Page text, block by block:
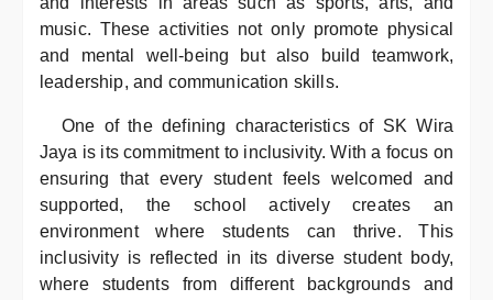
music. These activities not only promote physical
and mental well-being but also build teamwork,
leadership, and communication skills.
One of the defining characteristics of SK Wira
Jaya is its commitment to inclusivity. With a focus on
ensuring that every student feels welcomed and
supported, the school actively creates an
environment where students can thrive. This
inclusivity is reflected in its diverse student body,
where students from different backgrounds and